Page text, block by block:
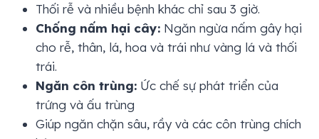
Thối rễ và nhiều bệnh khác chỉ sau 3 giờ.
Chống nấm hại cây: Ngăn ngừa nấm gây hại
cho rễ, thân, lá, hoa và trái như vàng lá và thối
trái.
Ngăn côn trùng: Ức chế sự phát triển của
trứng và ấu trùng
Giúp ngăn chặn sâu, rầy và các côn trùng chích